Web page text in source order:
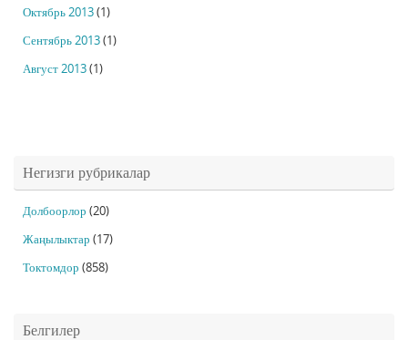
Октябрь 2013(1)
Сентябрь 2013(1)
Август 2013(1)
Негизги рубрикалар
Долбоорлор (20)
Жаңылыктар (17)
Токтомдор (858)
Белгилер